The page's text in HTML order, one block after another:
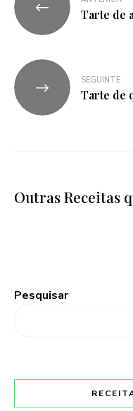
Tarte de
SEGUINTE
Tarte de
Outras Receitas
Pesquisar